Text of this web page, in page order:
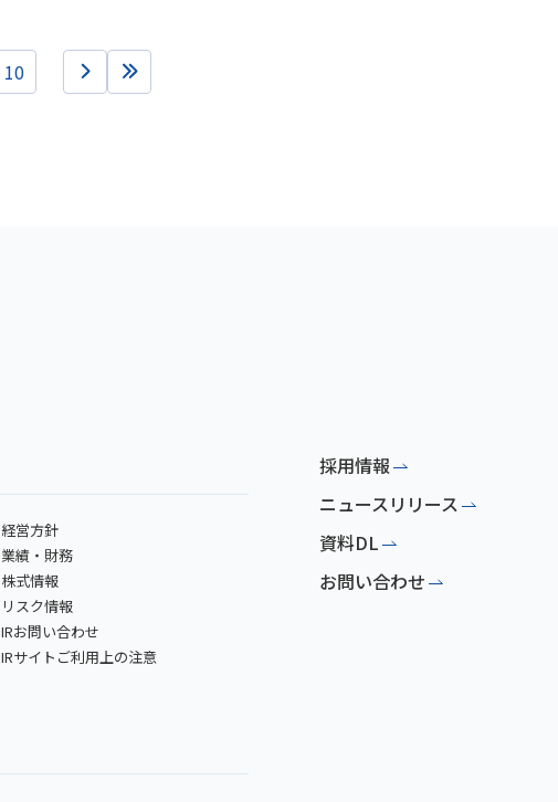
10
経営方針
業績・財務
株式情報
リスク情報
IRお問い合わせ
IRサイトご利用上の注意
採用情報
ニュースリリース
資料DL
お問い合わせ